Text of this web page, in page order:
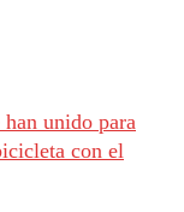
unido para
con el